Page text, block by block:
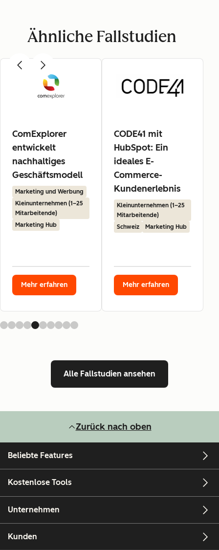
Ähnliche Fallstudien
ComExplorer
entwickelt
nachhaltiges
Geschäftsmodell
Marketing und Werbung
Kleinunternehmen (1–25
Mitarbeitende)
Marketing Hub
Mehr erfahren
CODE41 mit
HubSpot: Ein
ideales E-
Commerce-
Kundenerlebnis
Kleinunternehmen (1–25
Mitarbeitende)
Schweiz
Marketing Hub
Mehr erfahren
Alle Fallstudien ansehen
Zurück nach oben
Beliebte Features
Kostenlose Tools
Unternehmen
Kunden